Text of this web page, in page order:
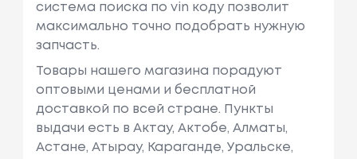
система поиска по vin коду позволит
максимально точно подобрать нужную
запчасть.
Товары нашего магазина порадуют
оптовыми ценами и бесплатной
доставкой по всей стране. Пункты
выдачи есть в Актау, Актобе, Алматы,
Астане, Атырау, Караганде, Уральске,